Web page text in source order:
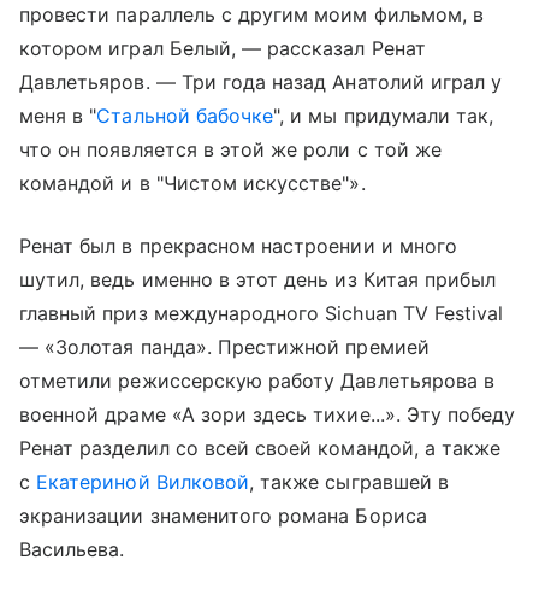
провести параллель с другим моим фильмом, в
котором играл Белый, — рассказал Ренат
Давлетьяров. — Три года назад Анатолий играл у
меня в "Стальной бабочке", и мы придумали так,
что он появляется в этой же роли с той же
командой и в "Чистом искусстве"».
Ренат был в прекрасном настроении и много
шутил, ведь именно в этот день из Китая прибыл
главный приз международного Sichuan TV Festival
— «Золотая панда». Престижной премией
отметили режиссерскую работу Давлетьярова в
военной драме «А зори здесь тихие...». Эту победу
Ренат разделил со всей своей командой, а также
с Екатериной Вилковой, также сыгравшей в
экранизации знаменитого романа Бориса
Васильева.